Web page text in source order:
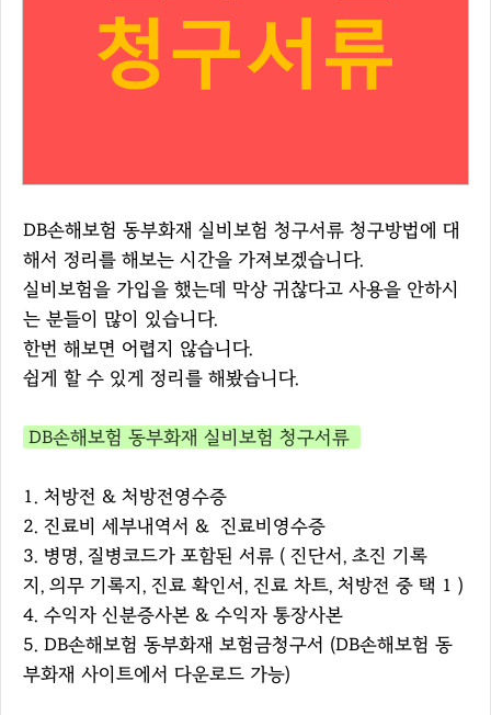
DB손해보험 동부화재 실비보험 청구서류 청구방법에 대
해서 정리를 해보는 시간을 가져보겠습니다.
실비보험을 가입을 했는데 막상 귀찮다고 사용을 안하시
는 분들이 많이 있습니다.
한번 해보면 어렵지 않습니다.
쉽게 할 수 있게 정리를 해봤습니다.
DB손해보험 동부화재 실비보험 청구서류
1. 처방전 & 처방전영수증
2. 진료비 세부내역서 & 진료비영수증
3. 병명, 질병코드가 포함된 서류 ( 진단서, 초진 기록
지, 의무 기록지, 진료 확인서, 진료 차트, 처방전 중 택 1 )
4. 수익자 신분증사본 & 수익자 통장사본
5. DB손해보험 동부화재 보험금청구서 (DB손해보험 동
부화재 사이트에서 다운로드 가능)